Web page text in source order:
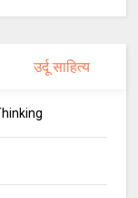
उर्दू साहित्य